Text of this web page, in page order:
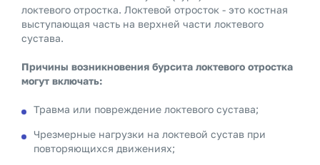
локтевого отростка. Локтевой отросток - это костная
выступающая часть на верхней части локтевого
сустава.
Причины возникновения бурсита локтевого отростка
могут включать:
Травма или повреждение локтевого сустава;
Чрезмерные нагрузки на локтевой сустав при
повторяющихся движениях;